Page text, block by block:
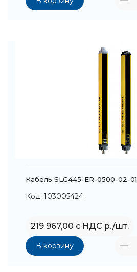
Кабель SLG445-ER-0500-02-01
Код: 103005424
219 967,00 с НДС р./шт.
В корзину